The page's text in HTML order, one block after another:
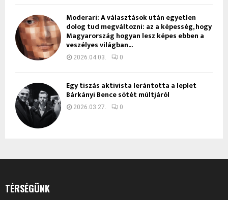
Moderari: A választások után egyetlen
dolog tud megváltozni: az a képesség, hogy
Magyarország hogyan lesz képes ebben a
veszélyes világban...
2026.04.03. 0
Egy tiszás aktivista lerántotta a leplet
Bárkányi Bence sötét múltjáról
2026.03.27. 0
TÉRSÉGÜNK